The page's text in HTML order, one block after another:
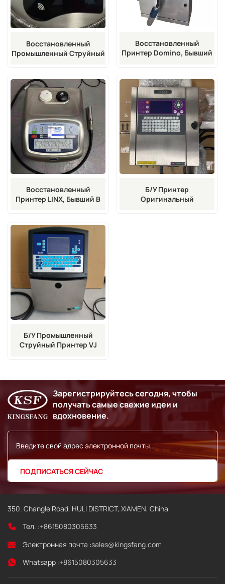
Восстановленный
Промышленный Струйный
Струйных Принтеров
Citronix CI700 CI1000
CI3000 CI5000
Восстановленный
Принтер Domino, Бывший
Струйный Принтер.
Восстановленный
Принтер LINX, Бывший В
Б/у Принтер
Оригинальный
Б/у Промышленный
Струйный Принтер VJ
Зарегистрируйтесь сегодня, чтобы
получать самые свежие идеи и
вдохновение.
350. Changle Road, HULI DISTRICT, XIAMEN, China
Тел. :+8615080305633
Электронная почта :sales@kingsfang.com
Whatsapp :+8615080305633